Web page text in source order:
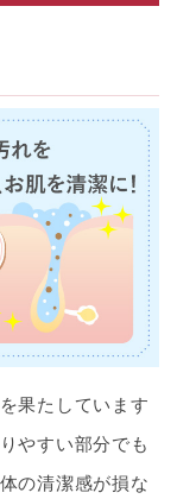
果たしています
やすい部分でも
の清潔感が損な